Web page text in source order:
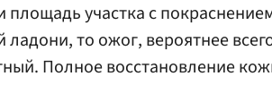
площадь участка с
то ожог, вероятнее
Полное восстановление